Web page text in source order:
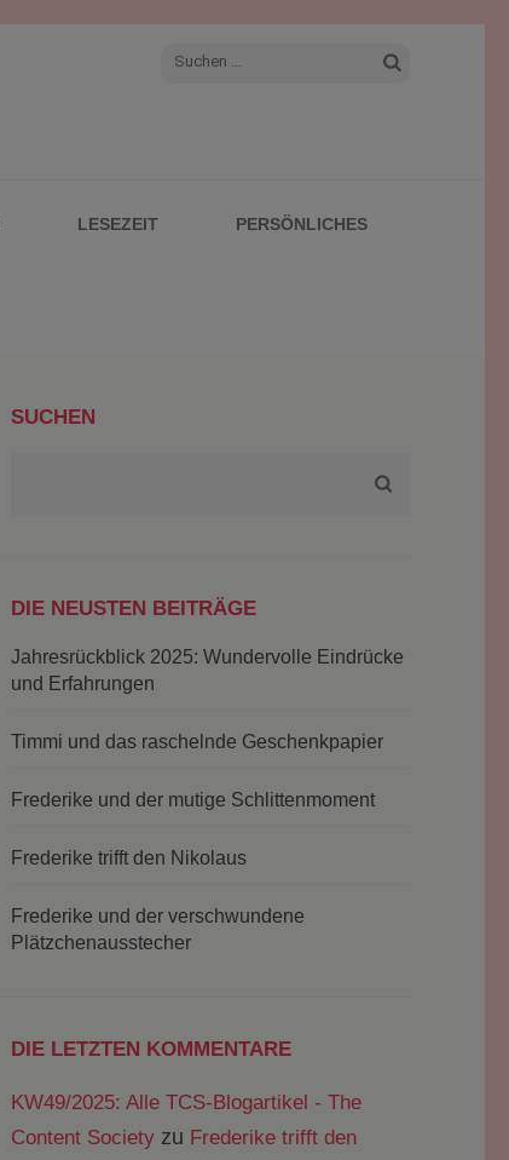
Suchen
LESEZEIT PERSÖNLICHES
SUCHEN
DIE NEUSTEN BEITRÄGE
Jahresrückblick 2025: Wundervolle Eindrücke
und Erfahrungen
Timmi und das raschelnde Geschenkpapier
Frederike und der mutige Schlittenmoment
Frederike trifft den Nikolaus
Frederike und der verschwundene
Plätzchenausstecher
DIE LETZTEN KOMMENTARE
KW49/2025: Alle TCS-Blogartikel - The
Content Society zu Frederike trifft den